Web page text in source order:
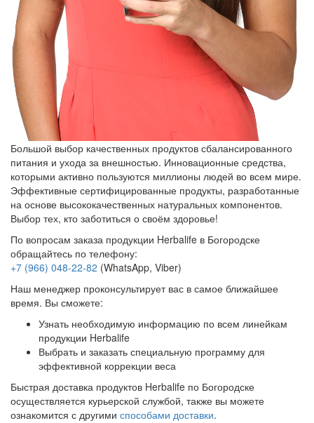
Большой выбор качественных продуктов сбалансированного
питания и ухода за внешностью. Инновационные средства,
которыми активно пользуются миллионы людей во всем мире.
Эффективные сертифицированные продукты, разработанные
на основе высококачественных натуральных компонентов.
Выбор тех, кто заботиться о своём здоровье!
По вопросам заказа продукции Herbalife в Богородске
обращайтесь по телефону:
+7 (966) 048-22-82 (WhatsApp, Viber)
Наш менеджер проконсультирует вас в самое ближайшее
время. Вы сможете:
Узнать необходимую информацию по всем линейкам
продукции Herbalife
Выбрать и заказать специальную программу для
эффективной коррекции веса
Быстрая доставка продуктов Herbalife по Богородске
осуществляется курьерской службой, также вы можете
ознакомится с другими способами доставки.